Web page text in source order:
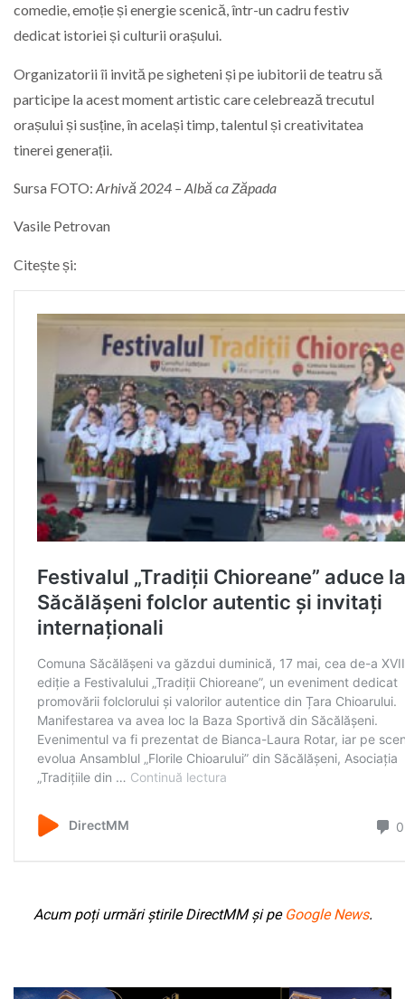
comedie, emoție și energie scenică, într-un cadru festiv
dedicat istoriei și culturii orașului.
Organizatorii îi invită pe sigheteni și pe iubitorii de teatru să
participe la acest moment artistic care celebrează trecutul
orașului și susține, în același timp, talentul și creativitatea
tinerei generații.
Sursa FOTO: Arhivă 2024 – Albă ca Zăpada
Vasile Petrovan
Citește și:
Acum poți urmări știrile DirectMM și pe Google News.